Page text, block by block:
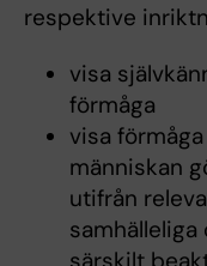
respektive
visa
förmåga
visa
människan
utifrån